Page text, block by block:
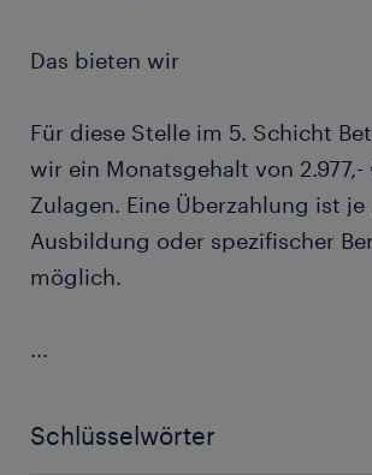
Das bieten wir
Für diese Stelle im 5. Schicht
wir ein Monatsgehalt von
Zulagen. Eine Überzahlung ist je
Ausbildung oder spezifischer
möglich.
...
Schlüsselwörter